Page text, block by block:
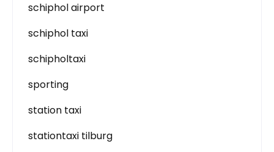
schiphol airport
schiphol taxi
schipholtaxi
sporting
station taxi
stationtaxi tilburg